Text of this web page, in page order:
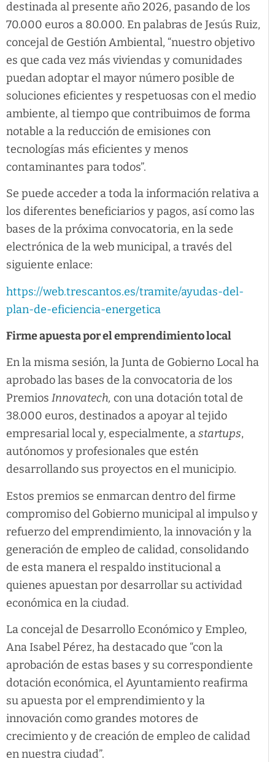
destinada al presente año 2026, pasando de los
70.000 euros a 80.000. En palabras de Jesús Ruiz,
concejal de Gestión Ambiental, “nuestro objetivo
es que cada vez más viviendas y comunidades
puedan adoptar el mayor número posible de
soluciones eficientes y respetuosas con el medio
ambiente, al tiempo que contribuimos de forma
notable a la reducción de emisiones con
tecnologías más eficientes y menos
contaminantes para todos”.
Se puede acceder a toda la información relativa a
los diferentes beneficiarios y pagos, así como las
bases de la próxima convocatoria, en la sede
electrónica de la web municipal, a través del
siguiente enlace:
https://web.trescantos.es/tramite/ayudas-del-
plan-de-eficiencia-energetica
Firme apuesta por el emprendimiento local
En la misma sesión, la Junta de Gobierno Local ha
aprobado las bases de la convocatoria de los
Premios Innovatech, con una dotación total de
38.000 euros, destinados a apoyar al tejido
empresarial local y, especialmente, astartups,
autónomos y profesionales que estén
desarrollando sus proyectos en el municipio.
Estos premios se enmarcan dentro del firme
compromiso del Gobierno municipal al impulso y
refuerzo del emprendimiento, la innovación y la
generación de empleo de calidad, consolidando
de esta manera el respaldo institucional a
quienes apuestan por desarrollar su actividad
económica en la ciudad.
La concejal de Desarrollo Económico y Empleo,
Ana Isabel Pérez, ha destacado que “con la
aprobación de estas bases y su correspondiente
dotación económica, el Ayuntamiento reafirma
su apuesta por el emprendimiento y la
innovación como grandes motores de
crecimiento y de creación de empleo de calidad
en nuestra ciudad”.